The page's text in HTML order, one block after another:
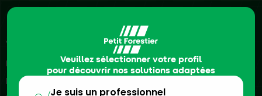
Veuillez sélectionner votre profil
pour découvrir nos solutions adaptées
Je suis un professionnel
Véhicules frigorifiques
Location de camions frigorifiques
Location de véhicules frigorifiques